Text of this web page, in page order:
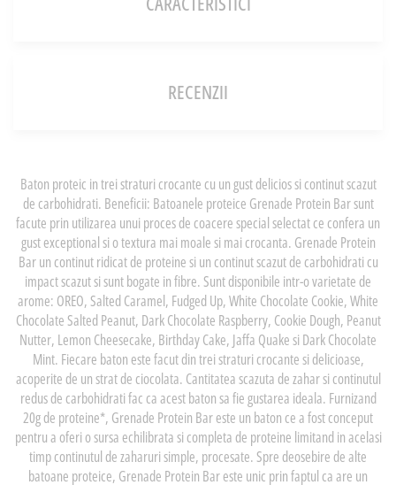
RECENZII
Baton proteic in trei straturi crocante cu un gust delicios si continut scazut
de carbohidrati. Beneficii: Batoanele proteice Grenade Protein Bar sunt
facute prin utilizarea unui proces de coacere special selectat ce confera un
gust exceptional si o textura mai moale si mai crocanta. Grenade Protein
Bar un continut ridicat de proteine si un continut scazut de carbohidrati cu
impact scazut si sunt bogate in fibre. Sunt disponibile intr-o varietate de
arome: OREO, Salted Caramel, Fudged Up, White Chocolate Cookie, White
Chocolate Salted Peanut, Dark Chocolate Raspberry, Cookie Dough, Peanut
Nutter, Lemon Cheesecake, Birthday Cake, Jaffa Quake si Dark Chocolate
Mint. Fiecare baton este facut din trei straturi crocante si delicioase,
acoperite de un strat de ciocolata. Cantitatea scazuta de zahar si continutul
redus de carbohidrati fac ca acest baton sa fie gustarea ideala. Furnizand
20g de proteine*, Grenade Protein Bar este un baton ce a fost conceput
pentru a oferi o sursa echilibrata si completa de proteine limitand in acelasi
timp continutul de zaharuri simple, procesate. Spre deosebire de alte
batoane proteice, Grenade Protein Bar este unic prin faptul ca are un